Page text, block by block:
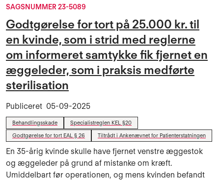
SAGSNUMMER 23-5089
Godtgørelse for tort på 25.000 kr. til
en kvinde, som i strid med reglerne
om informeret samtykke fik fjernet en
æggeleder, som i praksis medførte
sterilisation
Publiceret 05-09-2025
Behandlingsskade
Specialistreglen KEL §20
Godtgørelse for tort EAL § 26
Tiltrådt i Ankenævnet for Patienterstatningen
En 35-årig kvinde skulle have fjernet venstre æggestok
og æggeleder på grund af mistanke om kræft.
Umiddelbart før operationen, og mens kvinden befandt